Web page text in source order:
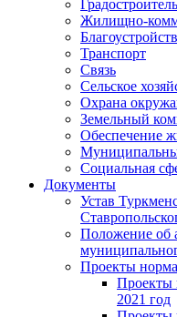
Жилищно-
Транспорт
Связь
Сельское
Охрана
Земельный
Обеспечение
Социальная
Документы
Устав
Положение об
Проекты
Проекты
2021 год